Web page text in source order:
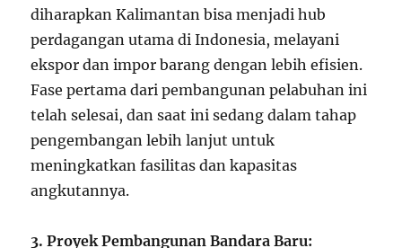
diharapkan Kalimantan bisa menjadi hub
perdagangan utama di Indonesia, melayani
ekspor dan impor barang dengan lebih efisien.
Fase pertama dari pembangunan pelabuhan ini
telah selesai, dan saat ini sedang dalam tahap
pengembangan lebih lanjut untuk
meningkatkan fasilitas dan kapasitas
angkutannya.
3. Proyek Pembangunan Bandara Baru: